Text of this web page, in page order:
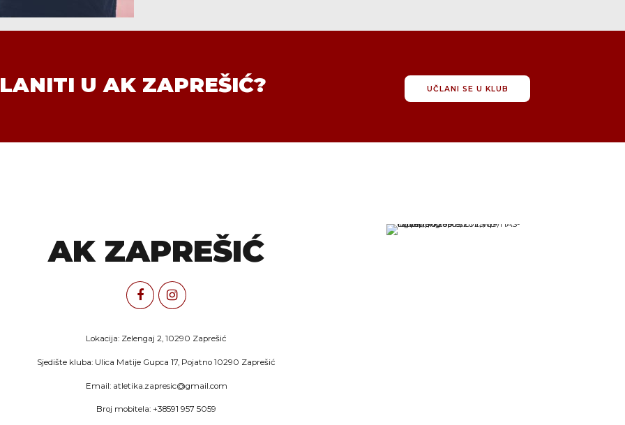
U AK ZAPREŠIĆ? UČLANI SE U KLUB
AK ZAPREŠIĆ
Lokacija: Zelengaj 2, 10290 Zaprešić
Sjedište kluba: Ulica Matije Gupca 17, Pojatno 10290 Zaprešić
Email: atletika.zapresic@gmail.com
Broj mobitela: +38591 957 5059